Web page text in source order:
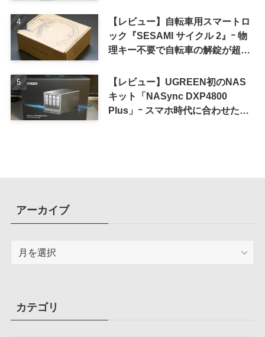
【レビュー】自転車用スマートロ
ック『SESAMI サイクル 2』ｰ 物
理キー不要で自転車の解錠が超簡
【レビュー】UGREEN初のNAS
キット「NASync DXP4800
Plus」ｰ スマホ時代に合わせた設
アーカイブ
ブカテゴリ